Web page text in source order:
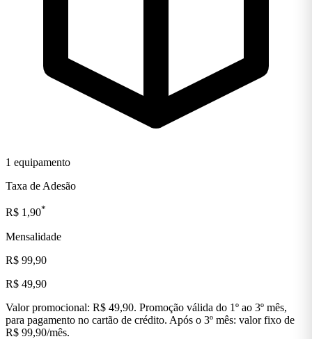
1 equipamento
Taxa de Adesão
R$ 1,90*
Mensalidade
R$ 99,90
R$ 49,90
Valor promocional: R$ 49,90. Promoção válida do 1º ao 3º mês,
para pagamento no cartão de crédito. Após o 3º mês: valor fixo de
R$ 99,90/mês.